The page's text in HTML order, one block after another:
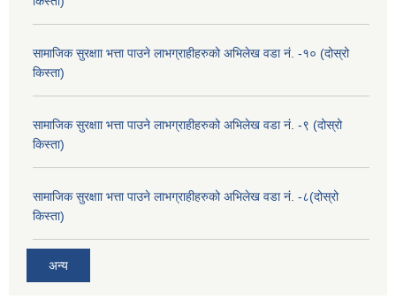
सामाजिक सुरक्षाा भत्ता पाउने लाभग्राहीहरुको अभिलेख वडा नं. -१० (दोस्रो
किस्ता)
सामाजिक सुरक्षाा भत्ता पाउने लाभग्राहीहरुको अभिलेख वडा नं. -९ (दोस्रो
किस्ता)
सामाजिक सुरक्षाा भत्ता पाउने लाभग्राहीहरुको अभिलेख वडा नं. -८(दोस्रो
किस्ता)
अन्य